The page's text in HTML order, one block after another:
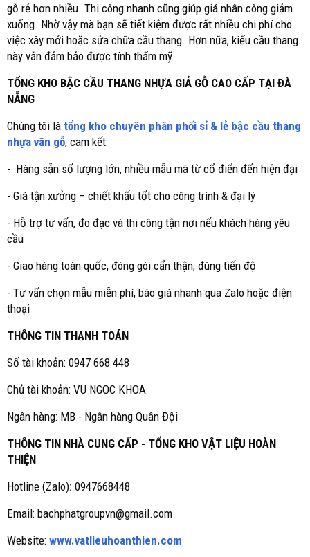
gỗ rẻ hơn nhiều. Thi công nhanh cũng giúp giá nhân công giảm
xuống. Nhờ vậy mà bạn sẽ tiết kiệm được rất nhiều chi phí cho
việc xây mới hoặc sửa chữa cầu thang. Hơn nữa, kiểu cầu thang
này vẫn đảm bảo được tính thẩm mỹ.
TỔNG KHO BẬC CẦU THANG NHỰA GIẢ GỖ CAO CẤP TẠI ĐÀ
NẴNG
Chúng tôi là tổng kho chuyên phân phối sỉ & lẻ bậc cầu thang
nhựa vân gỗ, cam kết:
- Hàng sẵn số lượng lớn, nhiều mẫu mã từ cổ điển đến hiện đại
- Giá tận xưởng – chiết khấu tốt cho công trình & đại lý
- Hỗ trợ tư vấn, đo đạc và thi công tận nơi nếu khách hàng yêu
cầu
- Giao hàng toàn quốc, đóng gói cẩn thận, đúng tiến độ
- Tư vấn chọn mẫu miễn phí, báo giá nhanh qua Zalo hoặc điện
thoại
THÔNG TIN THANH TOÁN
Số tài khoản: 0947 668 448
Chủ tài khoản: VU NGOC KHOA
Ngân hàng: MB - Ngân hàng Quân Đội
THÔNG TIN NHÀ CUNG CẤP - TỔNG KHO VẬT LIỆU HOÀN
THIỆN
Hotline (Zalo): 0947668448
Email: bachphatgroupvn@gmail.com
Website: www.vatlieuhoanthien.com